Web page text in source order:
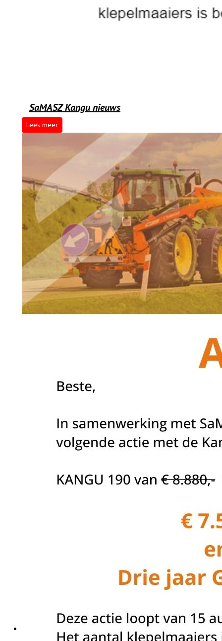
SaMASZ Kangu nieuws
Lees meer